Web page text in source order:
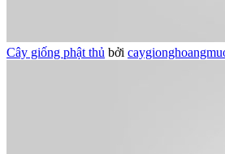
Cây giống phật thủ bởi